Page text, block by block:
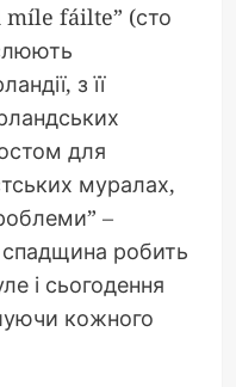
míle fáilte” (сто
з її
для
муралах,
–
спадщина робить
і сьогодення
кожного